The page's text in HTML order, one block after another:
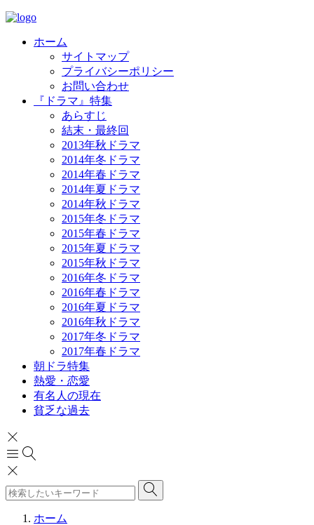
ホーム
サイトマップ
プライバシーポリシー
お問い合わせ
『ドラマ』特集
あらすじ
結末・最終回
2013年秋ドラマ
2014年冬ドラマ
2014年春ドラマ
2014年夏ドラマ
2014年秋ドラマ
2015年冬ドラマ
2015年春ドラマ
2015年夏ドラマ
2015年秋ドラマ
2016年冬ドラマ
2016年春ドラマ
2016年夏ドラマ
2016年秋ドラマ
2017年冬ドラマ
2017年春ドラマ
朝ドラ特集
熱愛・恋愛
有名人の現在
貧乏な過去
ホーム